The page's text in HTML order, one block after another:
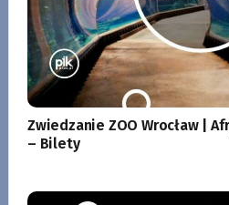
Zwiedzanie ZOO Wrocław |
– Bilety